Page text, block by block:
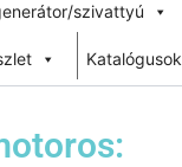
szivattyú
Katalógusok